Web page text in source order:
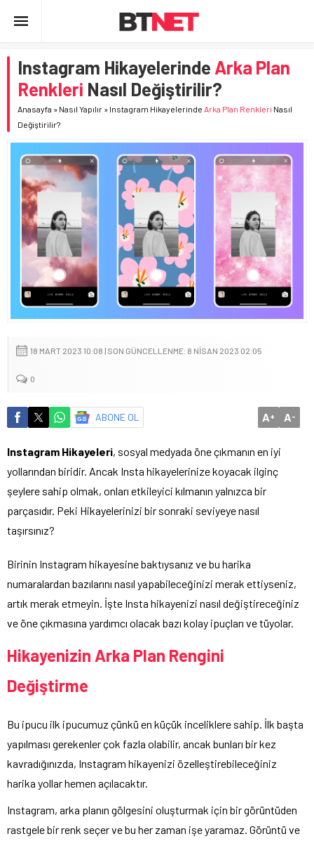
Instagram Hikayelerinde Arka Plan
Renkleri Nasıl Değiştirilir?
Anasayfa » Nasıl Yapılır » Instagram Hikayelerinde Arka Plan Renkleri Nasıl
Değiştirilir?
18 MART 2023 10:08 | SON GÜNCELLENME: 8 NISAN 2023 02:05
0
ABONE OL A+ A-
Instagram Hikayeleri, sosyal medyada öne çıkmanın en iyi
yollarından biridir. Ancak Insta hikayelerinize koyacak ilginç
şeylere sahip olmak, onları etkileyici kılmanın yalnızca bir
parçasıdır. Peki Hikayelerinizi bir sonraki seviyeye nasıl
taşırsınız?
Birinin Instagram hikayesine baktıysanız ve bu harika
numaralardan bazılarını nasıl yapabileceğinizi merak ettiyseniz,
artık merak etmeyin. İşte Insta hikayenizi nasıl değiştireceğiniz
ve öne çıkmasına yardımcı olacak bazı kolay ipuçları ve tüyolar.
Hikayenizin Arka Plan Rengini
Değiştirme
Bu ipucu ilk ipucumuz çünkü en küçük inceliklere sahip. İlk başta
yapılması gerekenler çok fazla olabilir, ancak bunları bir kez
kavradığınızda, Instagram hikayenizi özelleştirebileceğiniz
harika yollar hemen açılacaktır.
Instagram, arka planın gölgesini oluşturmak için bir görüntüden
rastgele bir renk seçer ve bu her zaman işe yaramaz. Görüntü ve